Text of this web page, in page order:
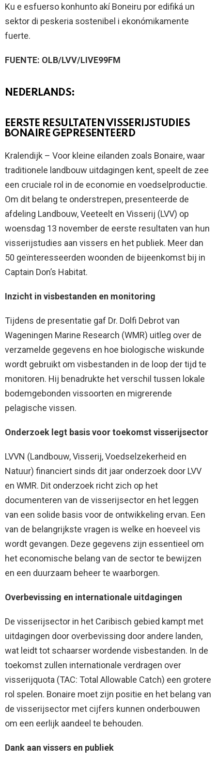
Ku e esfuerso konhunto akí Boneiru por edifiká un
sektor di peskeria sostenibel i ekonómikamente
fuerte.
FUENTE: OLB/LVV/LIVE99FM
NEDERLANDS:
EERSTE RESULTATEN VISSERIJSTUDIES
BONAIRE GEPRESENTEERD
Kralendijk – Voor kleine eilanden zoals Bonaire, waar
traditionele landbouw uitdagingen kent, speelt de zee
een cruciale rol in de economie en voedselproductie.
Om dit belang te onderstrepen, presenteerde de
afdeling Landbouw, Veeteelt en Visserij (LVV) op
woensdag 13 november de eerste resultaten van hun
visserijstudies aan vissers en het publiek. Meer dan
50 geïnteresseerden woonden de bijeenkomst bij in
Captain Don’s Habitat.
Inzicht in visbestanden en monitoring
Tijdens de presentatie gaf Dr. Dolfi Debrot van
Wageningen Marine Research (WMR) uitleg over de
verzamelde gegevens en hoe biologische wiskunde
wordt gebruikt om visbestanden in de loop der tijd te
monitoren. Hij benadrukte het verschil tussen lokale
bodemgebonden vissoorten en migrerende
pelagische vissen.
Onderzoek legt basis voor toekomst visserijsector
LVVN (Landbouw, Visserij, Voedselzekerheid en
Natuur) financiert sinds dit jaar onderzoek door LVV
en WMR. Dit onderzoek richt zich op het
documenteren van de visserijsector en het leggen
van een solide basis voor de ontwikkeling ervan. Een
van de belangrijkste vragen is welke en hoeveel vis
wordt gevangen. Deze gegevens zijn essentieel om
het economische belang van de sector te bewijzen
en een duurzaam beheer te waarborgen.
Overbevissing en internationale uitdagingen
De visserijsector in het Caribisch gebied kampt met
uitdagingen door overbevissing door andere landen,
wat leidt tot schaarser wordende visbestanden. In de
toekomst zullen internationale verdragen over
visserijquota (TAC: Total Allowable Catch) een grotere
rol spelen. Bonaire moet zijn positie en het belang van
de visserijsector met cijfers kunnen onderbouwen
om een eerlijk aandeel te behouden.
Dank aan vissers en publiek